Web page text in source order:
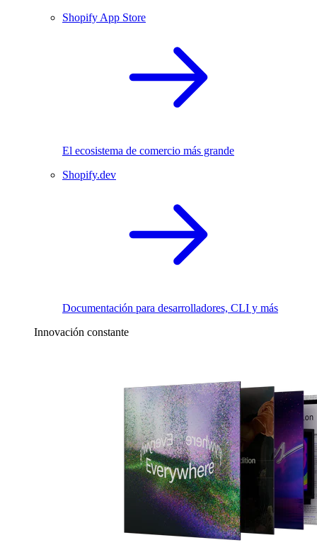
Shopify App Store
El ecosistema de comercio más grande
Shopify.dev
Documentación para desarrolladores, CLI y más
Innovación constante